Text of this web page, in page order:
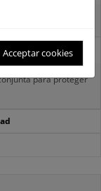
para proteger
Acceptar cookies